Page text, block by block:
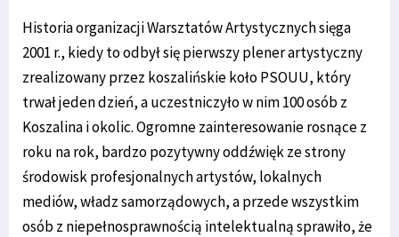
Historia organizacji Warsztatów Artystycznych sięga
2001 r., kiedy to odbył się pierwszy plener artystyczny
zrealizowany przez koszalińskie koło PSOUU, który
trwał jeden dzień, a uczestniczyło w nim 100 osób z
Koszalina i okolic. Ogromne zainteresowanie rosnące z
roku na rok, bardzo pozytywny oddźwięk ze strony
środowisk profesjonalnych artystów, lokalnych
mediów, władz samorządowych, a przede wszystkim
osób z niepełnosprawnością intelektualną sprawiło, że